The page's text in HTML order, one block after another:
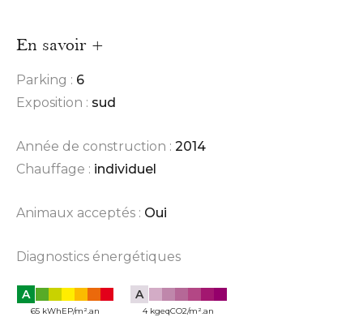
En savoir +
Parking : 6
Exposition : sud
Année de construction : 2014
Chauffage : individuel
Animaux acceptés : Oui
Diagnostics énergétiques
A
65 kWhEP/m².an
A
4 kgeqCO2/m².an